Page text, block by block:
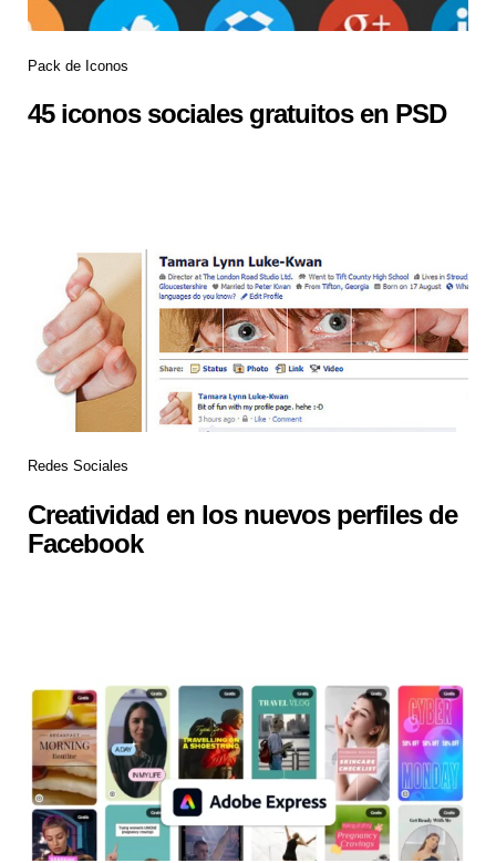
Pack de Iconos
45 iconos sociales gratuitos en PSD
Redes Sociales
Creatividad en los nuevos perfiles de
Facebook